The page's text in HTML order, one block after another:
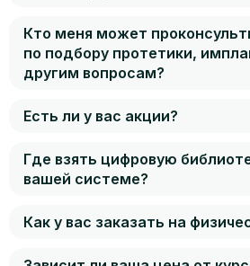
Кто меня может
по подбору протетики,
другим вопросам?
Есть ли у вас акции?
Где взять цифровую
вашей системе?
Как у вас заказать на